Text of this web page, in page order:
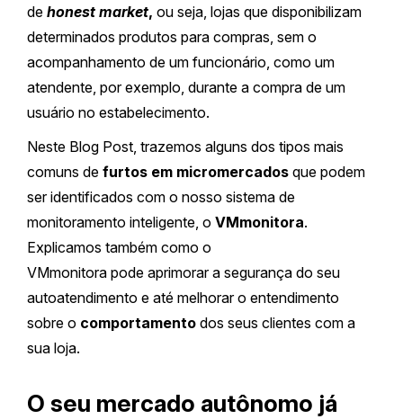
de honest market, ou seja, lojas que disponibilizam
determinados produtos para compras, sem o
acompanhamento de um funcionário, como um
atendente, por exemplo, durante a compra de um
usuário no estabelecimento.
Neste Blog Post, trazemos alguns dos tipos mais
comuns de furtos em micromercados que podem
ser identificados com o nosso sistema de
monitoramento inteligente, o VMmonitora.
Explicamos também como o
VMmonitora pode aprimorar a segurança do seu
autoatendimento e até melhorar o entendimento
sobre o comportamento dos seus clientes com a
sua loja.
O seu mercado autônomo já